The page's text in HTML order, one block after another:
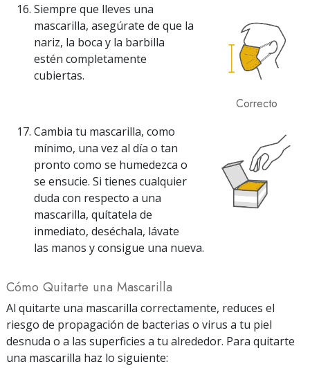
Correcto
Siempre que lleves una
mascarilla, asegúrate de que la
nariz, la boca y la barbilla
estén completamente
cubiertas.
Cambia tu mascarilla, como
mínimo, una vez al día o tan
pronto como se humedezca o
se ensucie. Si tienes cualquier
duda con respecto a una
mascarilla, quítatela de
inmediato, deséchala, lávate
las manos y consigue una nueva.
Cómo Quitarte una Mascarilla
Al quitarte una mascarilla correctamente, reduces el
riesgo de propagación de bacterias o virus a tu piel
desnuda o a las superficies a tu alrededor. Para quitarte
una mascarilla haz lo siguiente: